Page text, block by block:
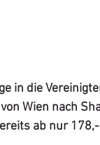
in die
Wien nach
ab nur